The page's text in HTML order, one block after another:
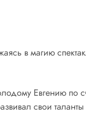
в магию
Евгению по
свои